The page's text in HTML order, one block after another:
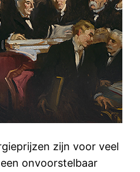
zijn voor veel
onvoorstelbaar